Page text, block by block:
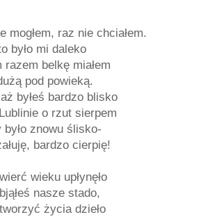
mogłem, raz nie chciałem.
było mi daleko
razem belkę miałem
pod powieką.
byłeś bardzo blisko
o rzut sierpem
było znowu ślisko-
bardzo cierpię!
wieku upłynęło
nasze stado,
życia dzieło